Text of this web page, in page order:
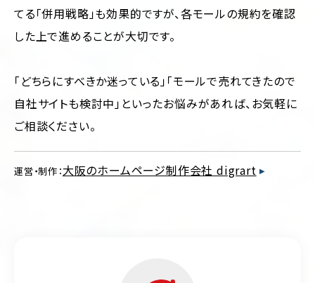
てる「併用戦略」も効果的ですが、各モールの規約を確認
した上で進めることが大切です。
「どちらにすべきか迷っている」「モールで売れてきたので
自社サイトも検討中」といったお悩みがあれば、お気軽に
ご相談ください。
運営・制作：大阪のホームページ制作会社 digrart